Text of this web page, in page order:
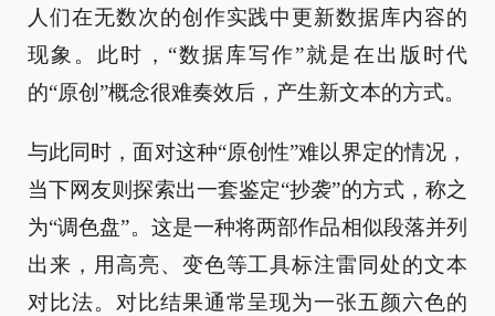
人们在无数次的创作实践中更新数据库内容的
现象。此时，“数据库写作”就是在出版时代
的“原创”概念很难奏效后，产生新文本的方式。
与此同时，面对这种“原创性”难以界定的情况，
当下网友则探索出一套鉴定“抄袭”的方式，称之
为“调色盘”。这是一种将两部作品相似段落并列
出来，用高亮、变色等工具标注雷同处的文本
对比法。对比结果通常呈现为一张五颜六色的